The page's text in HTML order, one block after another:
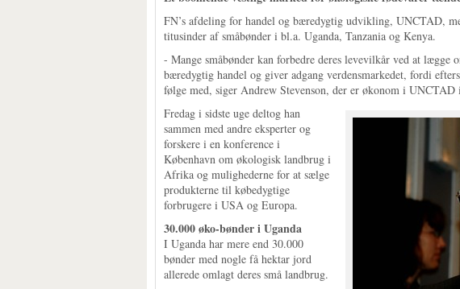
FN’s afdeling for handel og bæredygtig udvikling, UNCTAD,
titusinder af småbønder i bl.a. Uganda, Tanzania og Kenya.
- Mange småbønder kan forbedre deres levevilkår ved at
bæredygtig handel og giver adgang verdensmarkedet, fordi
følge med, siger Andrew Stevenson, der er økonom i UNCTAD
Fredag i sidste uge deltog han
sammen med andre eksperter og
forskere i en konference i
København om økologisk landbrug i
Afrika og mulighederne for at sælge
produkterne til købedygtige
forbrugere i USA og Europa.
30.000 øko-bønder i Uganda
I Uganda har mere end 30.000
bønder med nogle få hektar jord
allerede omlagt deres små landbrug.